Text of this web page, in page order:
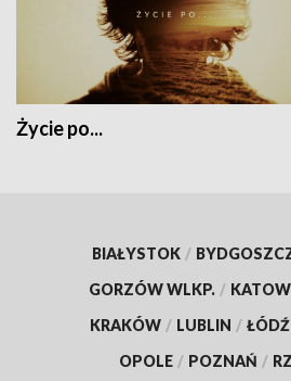
Życie po...
BIAŁYSTOK /
GORZÓW WLKP. /
KRAKÓW / LUBLIN / ŁÓDŹ
OPOLE / POZNAŃ /